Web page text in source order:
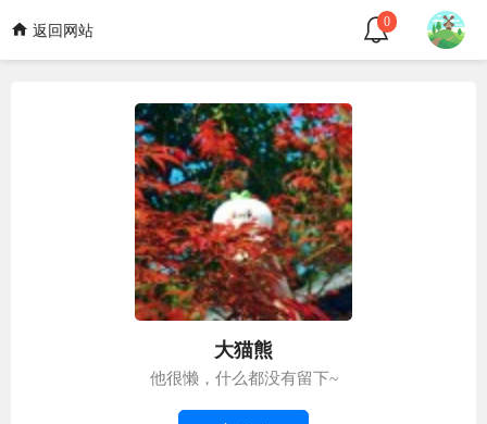
返回网站
0
大猫熊
他很懒，什么都没有留下~